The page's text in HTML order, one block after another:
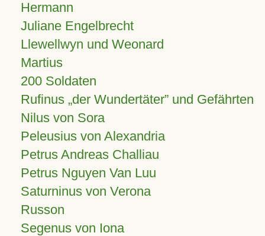
Hermann
Juliane Engelbrecht
Llewellwyn und Weonard
Martius
200 Soldaten
Rufinus „der Wundertäter” und Gefährten
Nilus von Sora
Peleusius von Alexandria
Petrus Andreas Challiau
Petrus Nguyen Van Luu
Saturninus von Verona
Russon
Segenus von Iona